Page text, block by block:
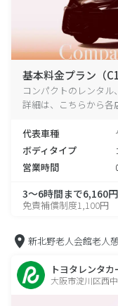
基本料金プラン（C1
コンパクトのレンタ
詳細は、こちらから各
代表車種
ボディタイプ
営業時間
3～6時間まで6,160円
免責補償制度1,100円
新北野老人会館老人
トヨタレンタ
大阪市淀川区西